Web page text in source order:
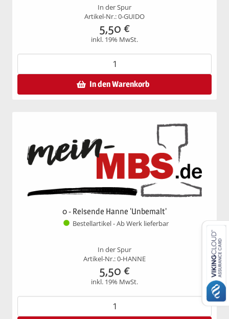
In der Spur
Artikel-Nr.: 0-GUIDO
5,50 €
inkl. 19% MwSt.
In den Warenkorb
0 - Reisende Hanne 'Unbemalt'
Bestellartikel - Ab Werk lieferbar
In der Spur
Artikel-Nr.: 0-HANNE
5,50 €
inkl. 19% MwSt.